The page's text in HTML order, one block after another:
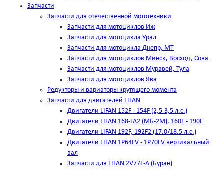
Запчасти
Запчасти для отечественной мототехники
Запчасти для мотоциклов Иж
Запчасти для мотоцикла Урал
Запчасти для мотоцикла Днепр, МТ
Запчасти для мотоциклов Минск, Восход, Сова
Запчасти для мотоциклов Муравей, Тула
Запчасти для мотоциклов Ява
Редукторы и вариаторы крутящего момента
Запчасти для двигателей LIFAN
Двигатели LIFAN 152F - 154F (2,5-3,5 л.с.)
Двигатели LIFAN 168-FA2 (МБ-2М), 160F - 190F
Двигатели LIFAN 192F, 192F2 (17.0/18.5 л.с.)
Двигатели LIFAN 1Р64FV - 1Р70FV вертикальный
вал
Запчасти для LIFAN 2V77F-A (Буран)